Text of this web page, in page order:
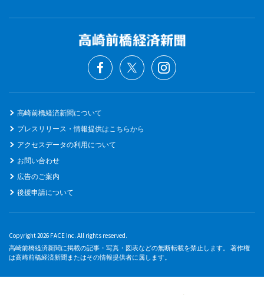
高崎前橋経済新聞について
プレスリリース・情報提供はこちらから
アクセスデータの利用について
お問い合わせ
広告のご案内
後援申請について
Copyright 2026 FACE Inc. All rights reserved.
高崎前橋経済新聞に掲載の記事・写真・図表などの無断転載を禁止します。 著作権
は高崎前橋経済新聞またはその情報提供者に属します。